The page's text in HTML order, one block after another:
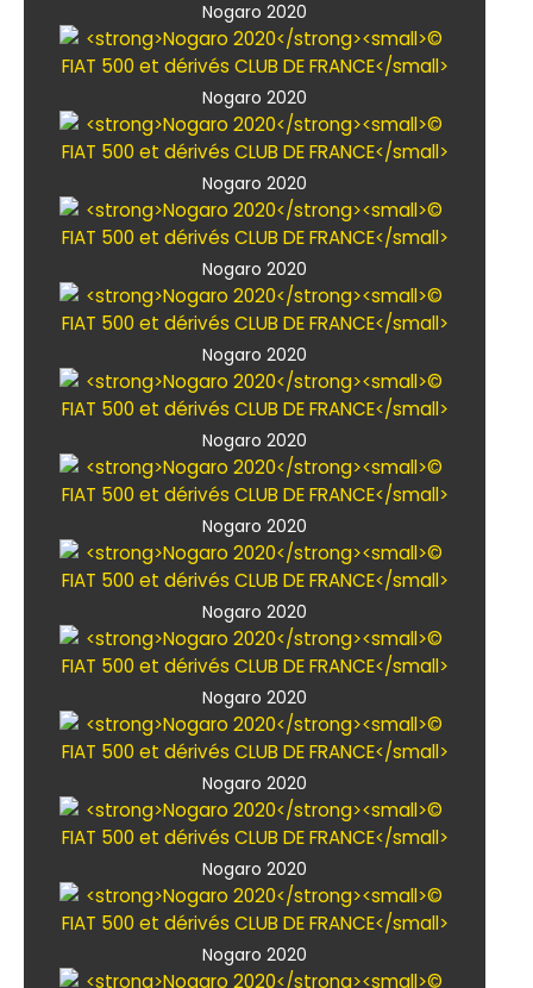
Nogaro 2020
Nogaro 2020
Nogaro 2020
Nogaro 2020
Nogaro 2020
Nogaro 2020
Nogaro 2020
Nogaro 2020
Nogaro 2020
Nogaro 2020
Nogaro 2020
Nogaro 2020